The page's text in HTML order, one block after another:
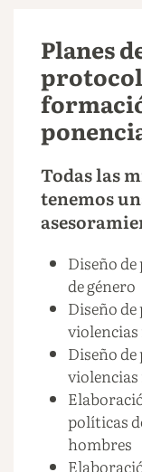
Planes
Todas las
tenemos
Diseño
de género
Diseño de
Diseño de
políticas
hombres